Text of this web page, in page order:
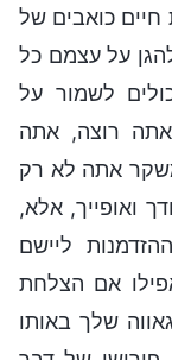
כואבים של
על עצמם כל
לשמור על
רוצה, אתה
אתה לא רק
ואופייך, אלא,
ליישם
אם הצלחת
שלך באותו